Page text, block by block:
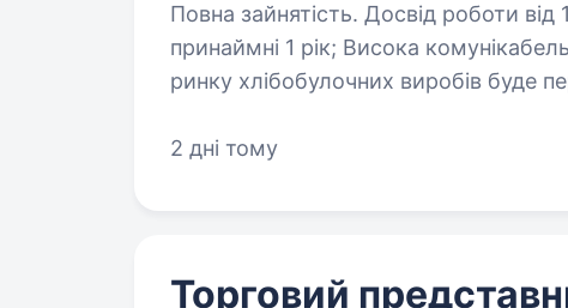
Повна зайнятість. Досвід роботи від 1 року. Вимоги: Досвід
принаймні 1 рік; Висока комунікабельність та навички переговорів; Знання
ринку хлібобулочних виробів буде перевагою; Вміння
2 дні тому
Торговий